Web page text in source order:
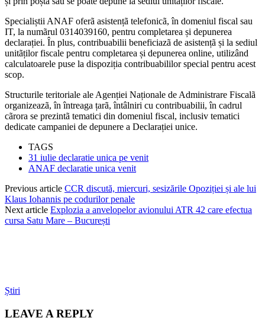
Specialiștii ANAF oferã asistențã telefonicã, în domeniul fiscal sau
IT, la numãrul 0314039160, pentru completarea și depunerea
declarației. În plus, contribuabilii beneficiazã de asistențã și la sediul
unitãților fiscale pentru completarea și depunerea online, utilizând
calculatoarele puse la dispoziția contribuabililor special pentru acest
scop.
Structurile teritoriale ale Agenției Naționale de Administrare Fiscalã
organizeazã, în întreaga țarã, întâlniri cu contribuabilii, în cadrul
cãrora se prezintã tematici din domeniul fiscal, inclusiv tematici
dedicate campaniei de depunere a Declarației unice.
TAGS
31 iulie declaratie unica pe venit
ANAF declaratie unica venit
Previous article CCR discută, miercuri, sesizările Opoziției și ale lui
Klaus Iohannis pe codurilor penale
Next article Explozia a anvelopelor avionului ATR 42 care efectua
cursa Satu Mare – București
Știri
LEAVE A REPLY